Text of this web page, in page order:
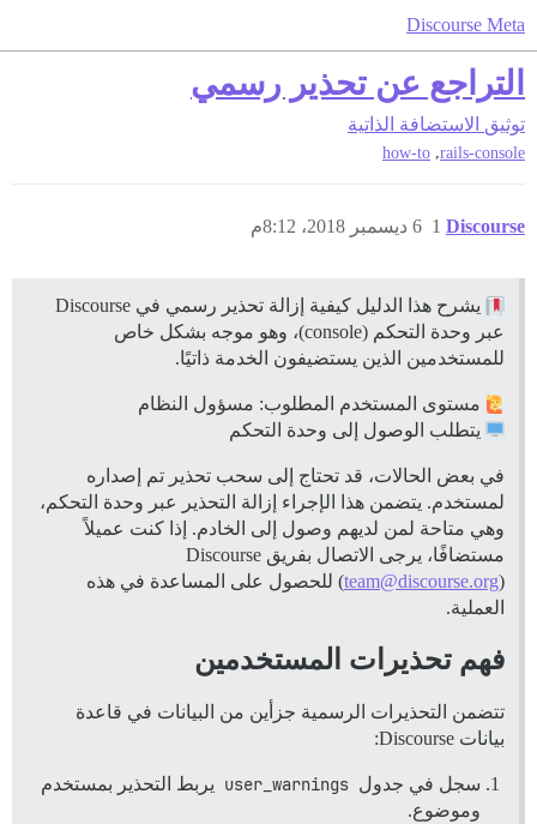
Discourse Meta
التراجع عن تحذير رسمي
توثيق الاستضافة الذاتية
rails-console
,
how-to
Discourse 6 ديسمبر 2018، 8:12م 1
يشرح هذا الدليل كيفية إزالة تحذير رسمي في Discourse
عبر وحدة التحكم (console)، وهو موجه بشكل خاص
للمستخدمين الذين يستضيفون الخدمة ذاتيًا.
مستوى المستخدم المطلوب: مسؤول النظام
يتطلب الوصول إلى وحدة التحكم
في بعض الحالات، قد تحتاج إلى سحب تحذير تم إصداره
لمستخدم. يتضمن هذا الإجراء إزالة التحذير عبر وحدة التحكم،
وهي متاحة لمن لديهم وصول إلى الخادم. إذا كنت عميلاً
مستضافًا، يرجى الاتصال بفريق Discourse
(team@discourse.org ) للحصول على المساعدة في هذه
العملية.
فهم تحذيرات المستخدمين
تتضمن التحذيرات الرسمية جزأين من البيانات في قاعدة
بيانات Discourse:
سجل في جدول user_warnings يربط التحذير بمستخدم
وموضوع.